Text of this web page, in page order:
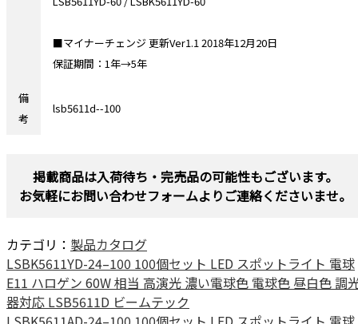
■マイナーチェンジ 更新Ver1.1 2018年12月20日
保証期間：1年→5年
備
考
lsb5611d--100
掲載商品は入荷待ち・完売品の可能性もございます。
お気軽にお問い合わせフォームよりご連絡くださいませ。
カテゴリ： 製品カタログ
LSBK5611YD-24–100 100個セット LED スポットライト 電球
E11 ハロゲン 60W 相当 高演光 濃い電球色 電球色 昼白色 調
器対応 LSB5611D ビームテック